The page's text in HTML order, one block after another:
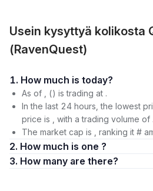
Usein kysyttyä kolikosta
(RavenQuest)
1. How much is today?
As of , () is trading at .
In the last 24 hours, the lowest
price is , with a trading volume of .
The market cap is , ranking it #
2. How much is one ?
3. How many are there?